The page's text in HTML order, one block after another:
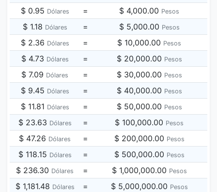
$ 0.95 Dólares = $ 4,000.00 Pesos
$ 1.18 Dólares = $ 5,000.00 Pesos
$ 2.36 Dólares = $ 10,000.00 Pesos
$ 4.73 Dólares = $ 20,000.00 Pesos
$ 7.09 Dólares = $ 30,000.00 Pesos
$ 9.45 Dólares = $ 40,000.00 Pesos
$ 11.81 Dólares = $ 50,000.00 Pesos
$ 23.63 Dólares = $ 100,000.00 Pesos
$ 47.26 Dólares = $ 200,000.00 Pesos
$ 118.15 Dólares = $ 500,000.00 Pesos
$ 236.30 Dólares = $ 1,000,000.00 Pesos
$ 1,181.48 Dólares = $ 5,000,000.00 Pesos